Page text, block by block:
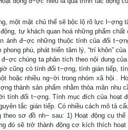
một mặt chủ thể sẽ bộc lộ rõ lực l−ợng
tự khách quan hoá những phẩm
ánh đ−ợc những thuộc tính của đối
phú, phát triển tâm lý, “trí khôn”
chúng ta phân tích theo nội dung
cũng có tính đối t−ợng, tính gián tiếp,
hoặc nhiều ng−ời trong nhóm xã hội .
thành sản phẩm nhằm thỏa mãn nhu
tính đối t−ợng. Tính mục đích của hoạt
tắc gián tiếp. Có nhiều cách mô tả
sơ đồ nh− sau: 1) Hoạt động cụ
đó sẽ trở thành động cơ kích thích